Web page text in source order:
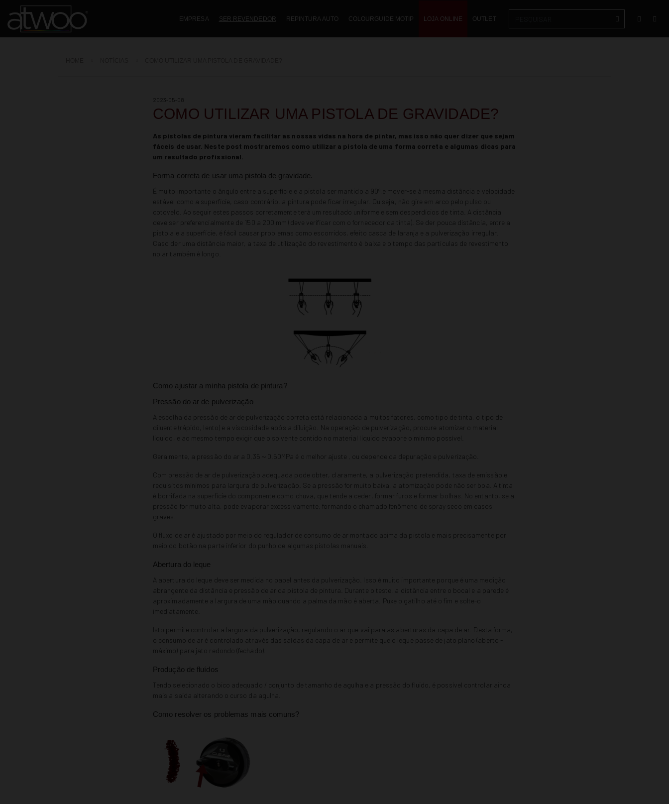
EMPRESA SER REVENDEDOR REPINTURA AUTO COLOURGUIDE MOTIP LOJA ONLINE OUTLET
2023-05-08
COMO UTILIZAR UMA PISTOLA DE GRAVIDADE?
As pistolas de pintura vieram facilitar as nossas vidas na hora de pintar, mas isso não quer dizer que sejam
fáceis de usar. Neste post mostraremos como utilizar a pistola de uma forma correta e algumas dicas para
um resultado profissional.
Forma correta de usar uma pistola de gravidade.
É muito importante o ângulo entre a superfície e a pistola ser mantido a 90º,e mover-se à mesma distância e velocidade
estável como a superfície, caso contrário, a pintura pode ficar irregular. Ou seja, não gire em arco pelo pulso ou
cotovelo. Ao seguir estes passos corretamente terá um resultado uniforme e sem desperdícios de tinta. A distância
deve ser preferencialmente de 150 a 200 mm (deve verificar com o fornecedor da tinta). Se der pouca distância, entre a
pistola e a superfície, é fácil causar problemas como escorridos, efeito casca de laranja e a pulverização irregular.
Caso der uma distância maior, a taxa de utilização do revestimento é baixa e o tempo das partículas de revestimento
no ar também é longo.
Como ajustar a minha pistola de pintura?
Pressão do ar de pulverização
A escolha da pressão de ar de pulverização correta está relacionada a muitos fatores, como tipo de tinta, o tipo de
diluente (rápido, lento) e a viscosidade após a diluição. Na operação de pulverização, procure atomizar o material
líquido, e ao mesmo tempo exigir que o solvente contido no material líquido evapore o mínimo possível.
Geralmente, a pressão do ar a 0,35～0,50MPa é o melhor ajuste , ou depende da depuração e pulverização.
Com pressão de ar de pulverização adequada pode obter, claramente, a pulverização pretendida, taxa de emissão e
requisitos mínimos para largura de pulverização. Se a pressão for muito baixa, a atomização pode não ser boa. A tinta
é borrifada na superfície do componente como chuva, que tende a ceder, formar furos e formar bolhas. No entanto, se a
pressão for muito alta, pode evaporar excessivamente, formando o chamado fenômeno de spray seco em casos
graves.
O fluxo de ar é ajustado por meio do regulador de consumo de ar montado acima da pistola e mais precisamente por
meio do botão na parte inferior do punho de algumas pistolas manuais.
Abertura do leque
A abertura do leque deve ser medida no papel antes da pulverização. Isso é muito importante porque é uma medição
abrangente da distância e pressão de ar da pistola de pintura. Durante o teste, a distância entre o bocal e a parede é
aproximadamente a largura de uma mão quando a palma da mão é aberta. Puxe o gatilho até o fim e solte-o
imediatamente.
Isto permite controlar a largura da pulverização, regulando o ar que vai para as aberturas da capa de ar. Desta forma,
o consumo de ar é controlado através das saídas da capa de ar e permite que o leque passe de jato plano (aberto -
máximo) para jato redondo (fechado).
Produção de fluídos
Tendo selecionado o bico adequado / conjunto de tamanho de agulha e a pressão do fluido, é possível controlar ainda
mais a saída alterando o curso da agulha.
Como resolver os problemas mais comuns?